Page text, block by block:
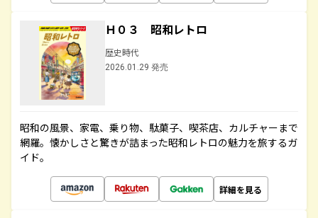
Ｈ０３ 昭和レトロ
歴史時代
2026.01.29 発売
昭和の風景、家電、乗り物、駄菓子、喫茶店、カルチャーまで
網羅。懐かしさと驚きが詰まった昭和レトロの魅力を旅するガ
イド。
詳細を見る